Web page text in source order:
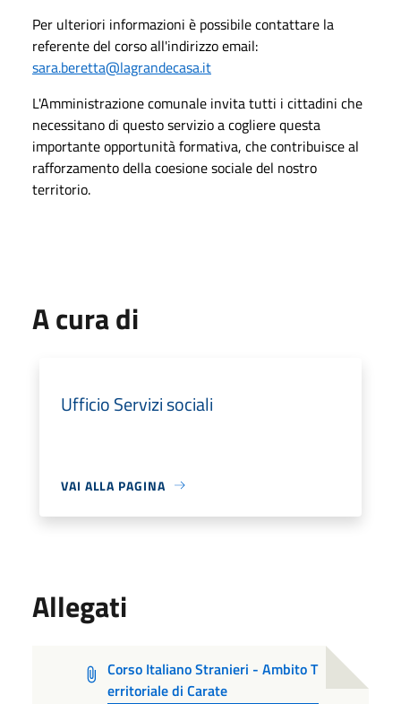
Per ulteriori informazioni è possibile contattare la
referente del corso all'indirizzo email:
sara.beretta@lagrandecasa.it
L'Amministrazione comunale invita tutti i cittadini che
necessitano di questo servizio a cogliere questa
importante opportunità formativa, che contribuisce al
rafforzamento della coesione sociale del nostro
territorio.
A cura di
Ufficio Servizi sociali
VAI ALLA PAGINA
Allegati
Corso Italiano Stranieri - Ambito T
erritoriale di Carate